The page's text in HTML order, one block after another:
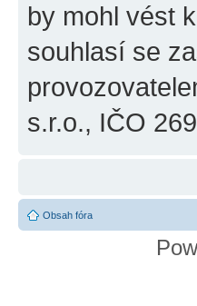
by mohl vést
souhlasí se
s.r.o., IČO
Obsah fóra